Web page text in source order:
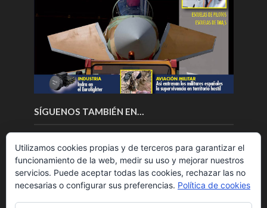
SÍGUENOS TAMBIÉN EN…
Utilizamos cookies propias y de terceros para garantizar el
funcionamiento de la web, medir su uso y mejorar nuestros
servicios. Puede aceptar todas las cookies, rechazar las no
necesarias o configurar sus preferencias. Política de cookies